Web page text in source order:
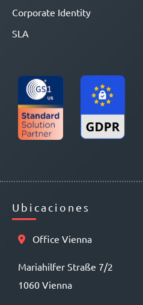
Corporate Identity
SLA
Ubicaciones
Office Vienna
Mariahilfer Straße 7/2
1060 Vienna